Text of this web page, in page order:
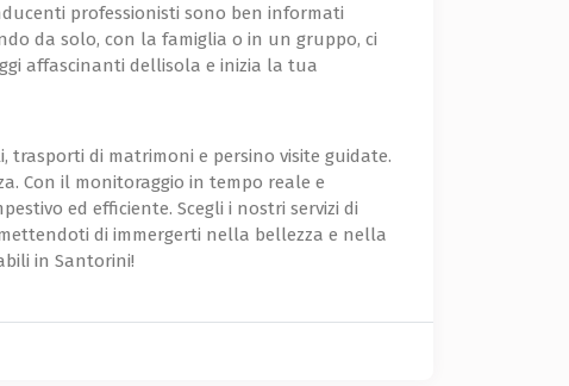
professionisti sono ben informati
da solo, con la famiglia o in un gruppo, ci
affascinanti dellisola e inizia la tua
trasporti di matrimoni e persino visite guidate.
Con il monitoraggio in tempo reale e
ed efficiente. Scegli i nostri servizi di
di immergerti nella bellezza e nella
in Santorini!